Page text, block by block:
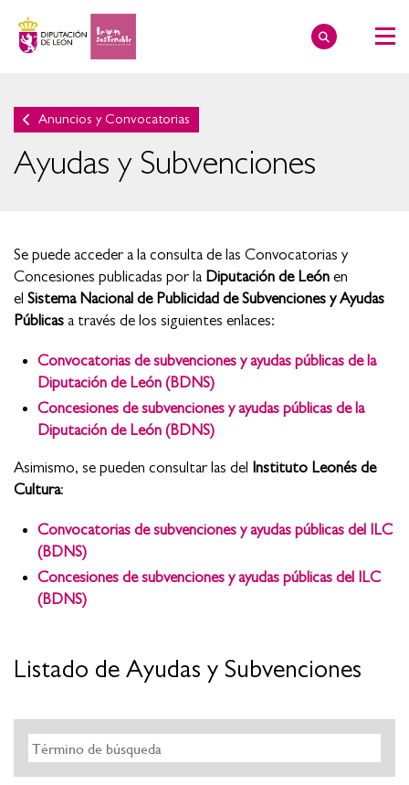
Anuncios y Convocatorias
Ayudas y Subvenciones
Se puede acceder a la consulta de las Convocatorias y
Concesiones publicadas por la Diputación de León en
el Sistema Nacional de Publicidad de Subvenciones y Ayudas
Públicas a través de los siguientes enlaces:
Convocatorias de subvenciones y ayudas públicas de la
Diputación de León (BDNS)
Concesiones de subvenciones y ayudas públicas de la
Diputación de León (BDNS)
Asimismo, se pueden consultar las del
Instituto Leonés de
Cultura:
Convocatorias de subvenciones y ayudas públicas del ILC
(BDNS)
Concesiones de subvenciones y ayudas públicas del ILC
(BDNS)
Listado de Ayudas y Subvenciones